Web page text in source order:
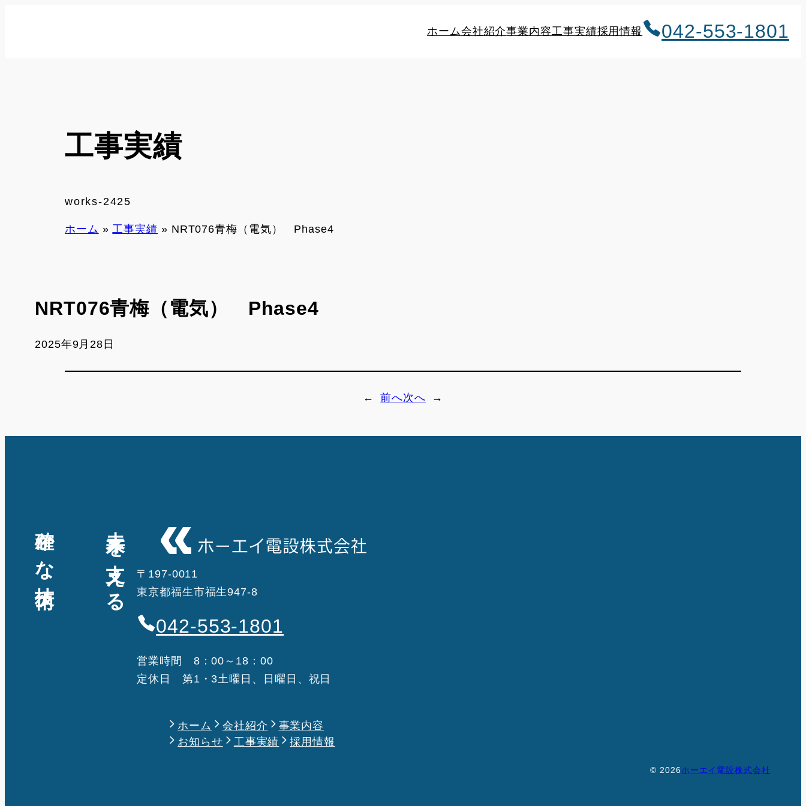
ホーム会社紹介事業内容工事実績採用情報 042-553-1801
工事実績
works-2425
ホーム » 工事実績 » NRT076青梅（電気） Phase4
NRT076青梅（電気） Phase4
2025年9月28日
← 前へ次へ →
確かな技術 未来を支える
〒197-0011
東京都福生市福生947-8
042-553-1801
営業時間 8：00～18：00
定休日 第1・3土曜日、日曜日、祝日
ホーム 会社紹介
事業内容
お知らせ
工事実績 採用情報
© 2026ホーエイ電設株式会社